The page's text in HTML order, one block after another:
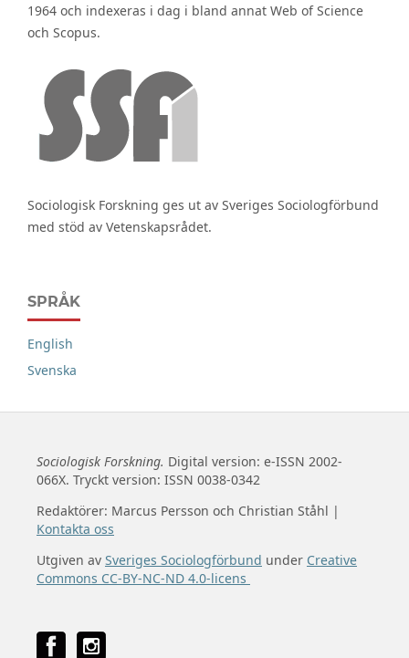
1964 och indexeras i dag i bland annat Web of Science
och Scopus.
Sociologisk Forskning ges ut av Sveriges Sociologförbund
med stöd av Vetenskapsrådet.
SPRÅK
English
Svenska
Sociologisk Forskning. Digital version: e-ISSN 2002-
066X. Tryckt version: ISSN 0038-0342
Redaktörer: Marcus Persson och Christian Ståhl |
Kontakta oss
Utgiven av Sveriges Sociologförbund under Creative
Commons CC-BY-NC-ND 4.0-licens